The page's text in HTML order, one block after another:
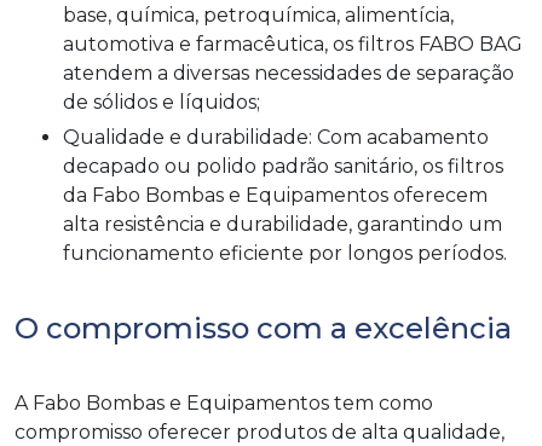
base, química, petroquímica, alimentícia,
automotiva e farmacêutica, os filtros FABO BAG
atendem a diversas necessidades de separação
de sólidos e líquidos;
Qualidade e durabilidade: Com acabamento
decapado ou polido padrão sanitário, os filtros
da Fabo Bombas e Equipamentos oferecem
alta resistência e durabilidade, garantindo um
funcionamento eficiente por longos períodos.
O compromisso com a excelência
A Fabo Bombas e Equipamentos tem como
compromisso oferecer produtos de alta qualidade,